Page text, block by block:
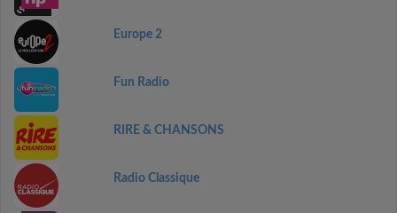
Europe 2
Fun Radio
RIRE & CHANSONS
Radio Classique